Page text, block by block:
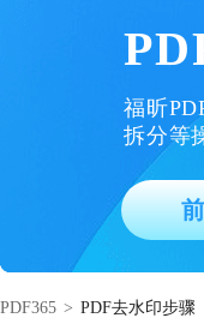
福昕
拆分等
PDF365 > PDF去水印步骤